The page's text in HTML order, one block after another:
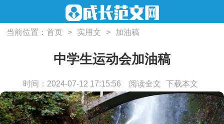
当前位置：首页 > 实用文 > 加油稿
中学生运动会加油稿
时间：2024-07-12 17:15:56 阅读全文 下载本文